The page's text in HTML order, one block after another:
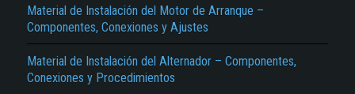
Material de Instalación del Motor de Arranque –
Componentes, Conexiones y Ajustes
Material de Instalación del Alternador – Componentes,
Conexiones y Procedimientos